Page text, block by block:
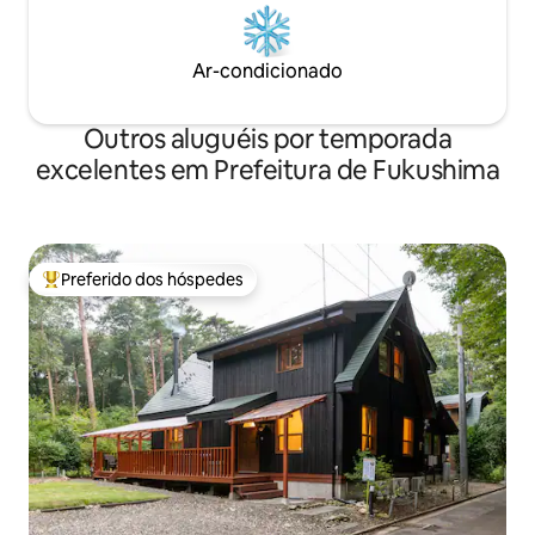
(3 quartos, acomoda até 12 pessoas) 2
banheiros Banheiro (2 lugares) Vaso
sanitário (2 lugares) Estacionamento (7
elegante com
Parque Safari e a
também ficam a
Ar-condicionado
Outros aluguéis por temporada
excelentes em Prefeitura de Fukushima
Entre os melhores preferidos dos hóspedes
Preferido dos hóspedes